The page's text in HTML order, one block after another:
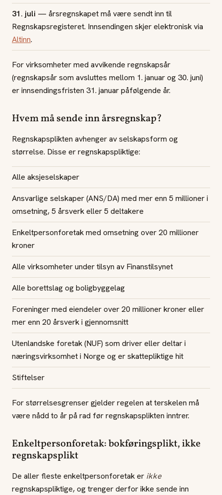
31. juli — årsregnskapet må være sendt inn til
Regnskapsregisteret. Innsendingen skjer elektronisk via
Altinn.
For virksomheter med avvikende regnskapsår
(regnskapsår som avsluttes mellom 1. januar og 30. juni)
er innsendingsfristen 31. januar påfølgende år.
Hvem må sende inn årsregnskap?
Regnskapsplikten avhenger av selskapsform og
størrelse. Disse er regnskapspliktige:
Alle aksjeselskaper
Ansvarlige selskaper (ANS/DA) med mer enn 5 millioner i
omsetning, 5 årsverk eller 5 deltakere
Enkeltpersonforetak med omsetning over 20 millioner
kroner
Alle virksomheter under tilsyn av Finanstilsynet
Alle borettslag og boligbyggelag
Foreninger med eiendeler over 20 millioner kroner eller
mer enn 20 årsverk i gjennomsnitt
Utenlandske foretak (NUF) som driver eller deltar i
næringsvirksomhet i Norge og er skattepliktige hit
Stiftelser
For størrelsesgrenser gjelder regelen at terskelen må
være nådd to år på rad før regnskapsplikten inntrer.
Enkeltpersonforetak: bokføringsplikt, ikke
regnskapsplikt
De aller fleste enkeltpersonforetak er ikke
regnskapspliktige, og trenger derfor ikke sende inn